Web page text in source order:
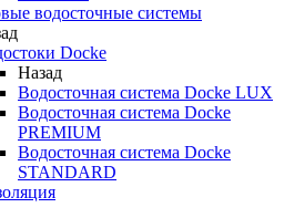
водосточные системы
Docke
Назад
Водосточная система Docke LUX
Водосточная система Docke
PREMIUM
Водосточная система Docke
STANDARD